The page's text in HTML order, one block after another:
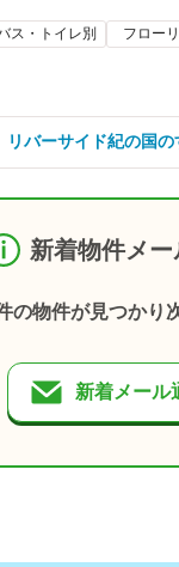
ス・トイレ別 フロー
リバーサイド紀の国
新着物件メー
の物件が見つかり
新着メール